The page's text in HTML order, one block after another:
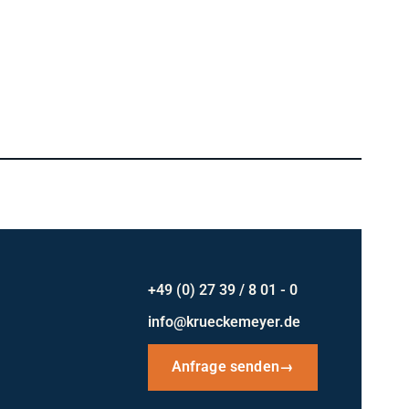
+49 (0) 27 39 / 8 01 - 0
info@krueckemeyer.de
Anfrage senden →